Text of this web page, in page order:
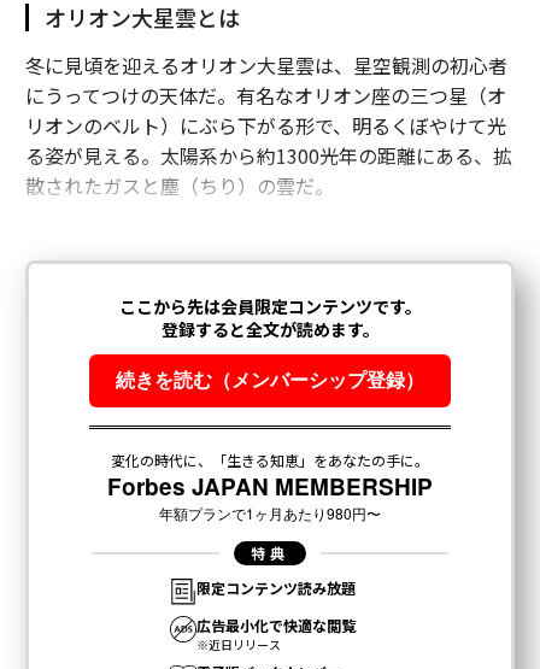
オリオン大星雲とは
冬に見頃を迎えるオリオン大星雲は、星空観測の初心者
にうってつけの天体だ。有名なオリオン座の三つ星（オ
リオンのベルト）にぶら下がる形で、明るくぼやけて光
る姿が見える。太陽系から約1300光年の距離にある、拡
散されたガスと塵（ちり）の雲だ。